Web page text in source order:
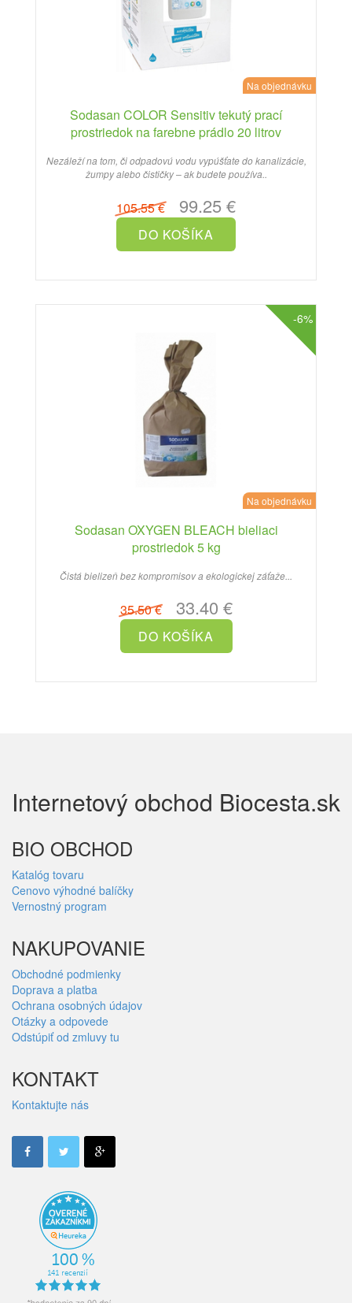
Na objednávku
Sodasan COLOR Sensitiv tekutý prací
prostriedok na farebne prádlo 20 litrov
Nezáleží na tom, či odpadovú vodu vypúšťate do kanalizácie,
žumpy alebo čističky – ak budete používa..
105.55 €99.25 €
-6%
Na objednávku
Sodasan OXYGEN BLEACH bieliaci
prostriedok 5 kg
Čistá bielizeň bez kompromisov a ekologickej záťaže...
35.50 €33.40 €
Internetový obchod Biocesta.sk
BIO OBCHOD
Katalóg tovaru
Cenovo výhodné balíčky
Vernostný program
NAKUPOVANIE
Obchodné podmienky
Doprava a platba
Ochrana osobných údajov
Otázky a odpovede
Odstúpiť od zmluvy tu
KONTAKT
Kontaktujte nás